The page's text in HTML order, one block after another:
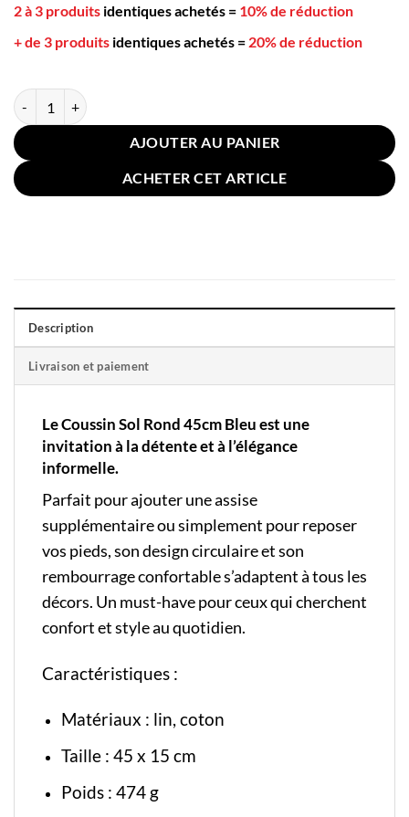
2 à 3 produits identiques achetés = 10% de réduction
+ de 3 produits identiques achetés = 20% de réduction
quantité de Coussin Sol Rond 45cm Bleu
AJOUTER AU PANIER
ACHETER CET ARTICLE
Description
Livraison et paiement
Le Coussin Sol Rond 45cm Bleu est une
invitation à la détente et à l’élégance
informelle.
Parfait pour ajouter une assise
supplémentaire ou simplement pour reposer
vos pieds, son design circulaire et son
rembourrage confortable s’adaptent à tous les
décors. Un must-have pour ceux qui cherchent
confort et style au quotidien.
Caractéristiques :
Matériaux : lin, coton
Taille : 45 x 15 cm
Poids : 474 g